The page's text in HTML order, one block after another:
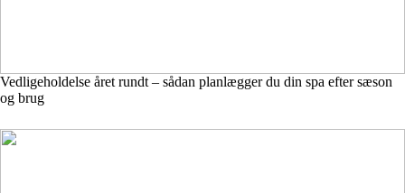
Vedligeholdelse året rundt – sådan planlægger du din spa efter sæson
og brug